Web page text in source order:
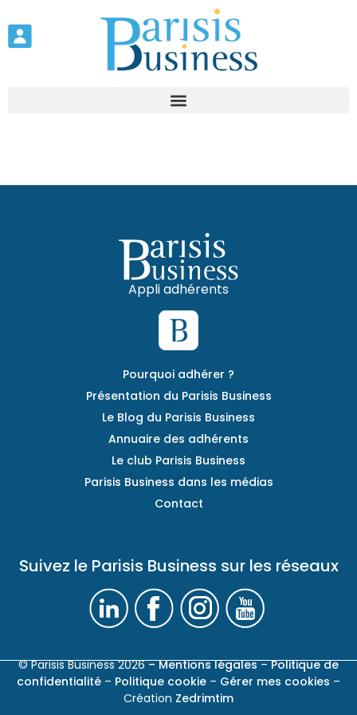
Appli adhérents
Pourquoi adhérer ?
Présentation du Parisis Business
Le Blog du Parisis Business
Annuaire des adhérents
Le club Parisis Business
Parisis Business dans les médias
Contact
Suivez le Parisis Business sur les réseaux
© Parisis Business 2026– Mentions légales–Politique de
confidentialité – Politique cookie – Gérer mes cookies –
Création Zedrimtim